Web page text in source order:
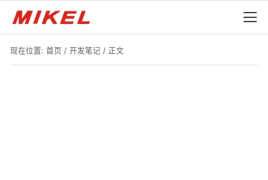
现在位置: 首页 / 开发笔记 / 正文